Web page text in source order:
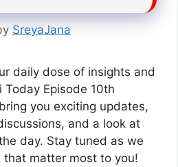
SreyaJana
daily dose of insights and
Episode 10th
you exciting updates,
and a look at
day. Stay tuned as we
matter most to you!